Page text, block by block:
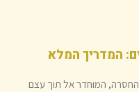
המדריך המלא
החסרה, המוחדר אל תוך עצם